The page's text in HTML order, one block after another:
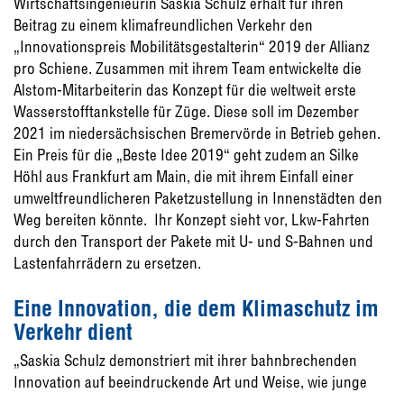
Beitrag zu einem klimafreundlichen Verkehr den
„Innovationspreis Mobilitätsgestalterin“ 2019 der Allianz
pro Schiene. Zusammen mit ihrem Team entwickelte die
Alstom-Mitarbeiterin das Konzept für die weltweit erste
Wasserstofftankstelle für Züge. Diese soll im Dezember
2021 im niedersächsischen Bremervörde in Betrieb gehen.
Ein Preis für die „Beste Idee 2019“ geht zudem an Silke
Höhl aus Frankfurt am Main, die mit ihrem Einfall einer
umweltfreundlicheren Paketzustellung in Innenstädten den
Weg bereiten könnte. Ihr Konzept sieht vor, Lkw-Fahrten
durch den Transport der Pakete mit U- und S-Bahnen und
Lastenfahrrädern zu ersetzen.
Eine Innovation, die dem Klimaschutz im
Verkehr dient
„Saskia Schulz demonstriert mit ihrer bahnbrechenden
Innovation auf beeindruckende Art und Weise, wie junge